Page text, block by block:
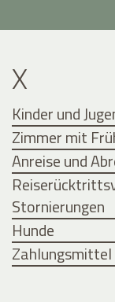
X
Kinder und
Zimmer mit
Anreise und
Stornierungen
Hunde
Zahlungsmittel